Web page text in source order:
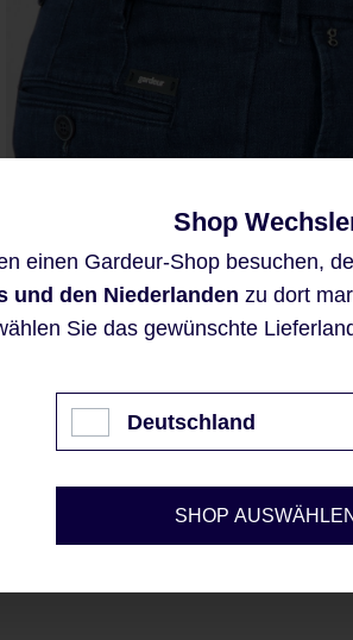
Shop
einen Gardeur-Shop besuchen,
und den Niederlanden zu dort
Sie das gewünschte
Deutschland
SHOP AUSWÄHLEN
Diese Website verwendet
um eine bestmögliche
bieten zu können.
Konfigurieren